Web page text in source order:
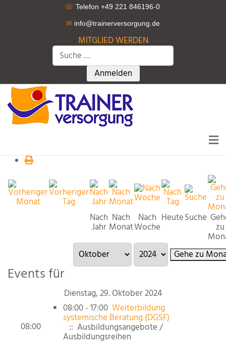
☏ Telefon +49 221 846196-0
✉ info@trainerversorgung.de
MITGLIED WERDEN
Suchen
Type 2 or more characters for
Anmelden
Nach
Jahr
Nach
Monat
Nach
Woche
HeuteSuche
zu
Gehe zu
Events für
Dienstag, 29. Oktober 2024
08:00
08:00 - 17:00 Weiterbildung
systemische Beratung (DGSF)
:: Ausbildungsangebote /
Ausbildungsreihen